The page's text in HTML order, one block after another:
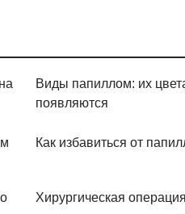
Виды папиллом: их
появляются
Как избавиться от
Хирургическая